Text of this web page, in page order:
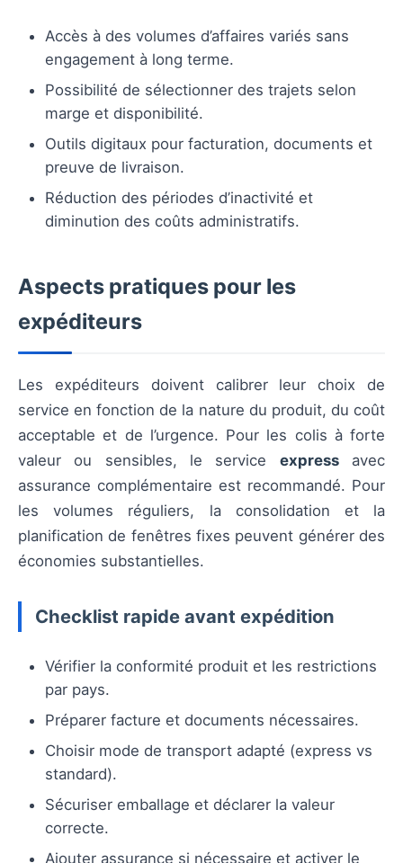
Accès à des volumes d’affaires variés sans
engagement à long terme.
Possibilité de sélectionner des trajets selon
marge et disponibilité.
Outils digitaux pour facturation, documents et
preuve de livraison.
Réduction des périodes d’inactivité et
diminution des coûts administratifs.
Aspects pratiques pour les
expéditeurs
Les expéditeurs doivent calibrer leur choix de
service en fonction de la nature du produit, du coût
acceptable et de l’urgence. Pour les colis à forte
valeur ou sensibles, le service expressavec
assurance complémentaire est recommandé. Pour
les volumes réguliers, la consolidation et la
planification de fenêtres fixes peuvent générer des
économies substantielles.
Checklist rapide avant expédition
Vérifier la conformité produit et les restrictions
par pays.
Préparer facture et documents nécessaires.
Choisir mode de transport adapté (express vs
standard).
Sécuriser emballage et déclarer la valeur
correcte.
Ajouter assurance si nécessaire et activer le